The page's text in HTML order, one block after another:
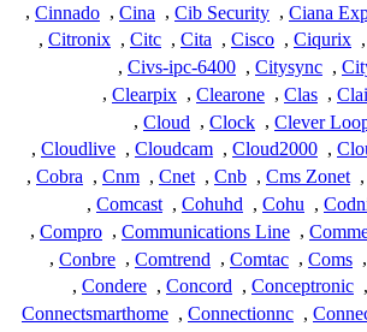
Ciana
,
Cib Security
,
Cina
,
Cinnado
,
,
Ciqurix
,
Cisco
,
Cita
,
Citc
,
Citronix
,
,
Citysync
,
Civs-ipc-6400
,
,
Clas
,
Clearone
,
Clearpix
,
Clever
,
Clock
,
Cloud
,
,
Cloud2000
,
Cloudcam
,
Cloudlive
,
,
Cms Zonet
,
Cnb
,
Cnet
,
Cnm
,
Cobra
,
,
Cohu
,
Cohuhd
,
Comcast
,
,
Communications Line
,
Compro
,
,
Coms
,
Comtac
,
Comtrend
,
Conbre
,
,
Conceptronic
,
Concord
,
Condere
,
,
Connectionnc
,
Connectsmarthome